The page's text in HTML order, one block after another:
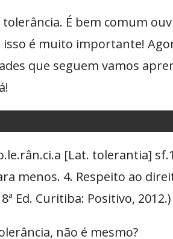
É bem comum
é muito importante!
que seguem vamos
[Lat. tolerantia]
menos. 4. Respeito ao
Ed. Curitiba: Positivo, 2012.)
não é mesmo?